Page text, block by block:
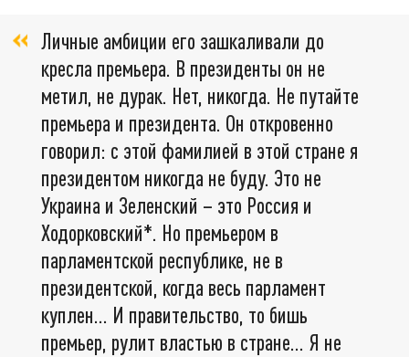
Личные амбиции его зашкаливали до
кресла премьера. В президенты он не
метил, не дурак. Нет, никогда. Не путайте
премьера и президента. Он откровенно
говорил: с этой фамилией в этой стране я
президентом никогда не буду. Это не
Украина и Зеленский – это Россия и
Ходорковский*. Но премьером в
парламентской республике, не в
президентской, когда весь парламент
куплен... И правительство, то бишь
премьер, рулит властью в стране… Я не